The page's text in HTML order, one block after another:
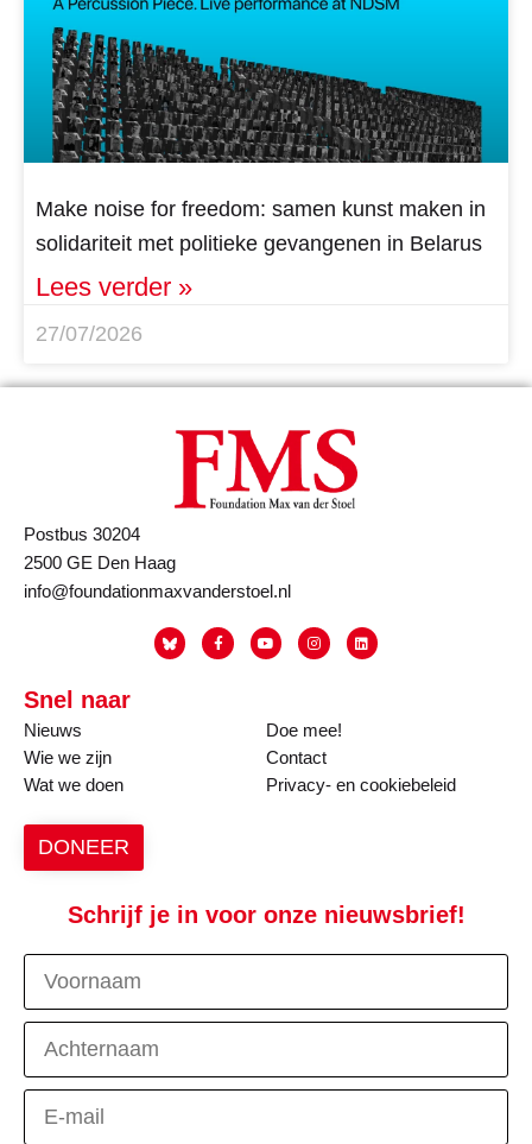
Make noise for freedom: samen kunst maken in
solidariteit met politieke gevangenen in Belarus
Lees verder »
27/07/2026
Postbus 30204
2500 GE Den Haag
info@foundationmaxvanderstoel.nl
Snel naar
Nieuws
Wie we zijn
Wat we doen
Doe mee!
Contact
Privacy- en cookiebeleid
DONEER
Schrijf je in voor onze nieuwsbrief!